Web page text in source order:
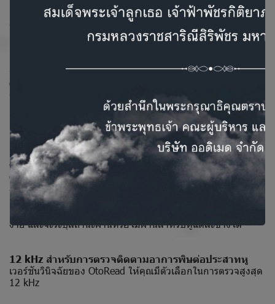
เฉพาะอย่างยิ่งในการตรวจคัดกรองทารกแรกเกิด ขั้นตอนการ
ทำงานของ OtoRead ได้รับการปรับให้เหมาะสมเพื่อทำให้การ
ตรวจของคุณง่ายขึ้น
ออกแบบโดยคำนึงถึงหลักสรีรศาสตร์
OtoRead ได้รับการออกแบบตามหลักสรีรศาสตร์เพื่อการยึดเกาะ
ที่เหมาะสมที่สุด มีขนาดเล็ก พกพาสะดวก และมีรูปร่างที่สามารถ
ควบคุมได้ด้วยมือเดียว หรือเพลิดเพลินกับอิสระในการใช้งานแบบ
แฮนด์ฟรีโดยใช้ตะขอ OtoRead ช่วยให้คุณรักษาเสถียรภาพของ
อุปกรณ์ในขณะที่คุณเตรียมคนไข้ได้
พิมพ์ผลลัพธ์ได้อย่างรวดเร็ว
OtoRead ช่วยให้คุณพิมพ์ผลการตรวจได้อย่างรวดเร็วและ
ง่ายดาย ทางเลือกหนึ่งคือ OtoRead สามารถติดตั้งเครื่องพิมพ์เท
อร์มอลขนาดเล็กได้ การพิมพ์หรือถ่ายโอนข้อมูลไปยัง
ง่าย และจะระบุสถานะผ่านหรือไม่ผ่านสำหรับหูแต่ละข้างได้
12 kHz สำหรับการตรวจติดตามอาการพิษต่อประสาทหู
เวอร์ชันวินิจฉัยของ OtoRead ให้คุณมีตัวเลือกในการตรวจสูงสุด
12 kHz